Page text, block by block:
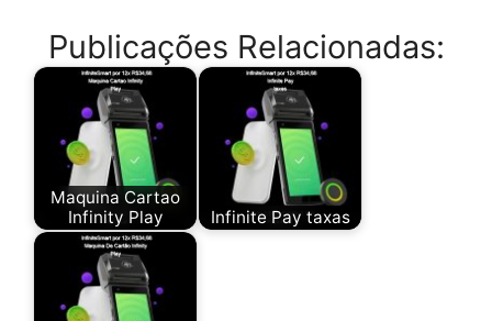
Publicações Relacionadas:
Maquina Cartao
Infinity Play
Infinite Pay taxas